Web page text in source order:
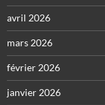
avril 2026
mars 2026
février 2026
janvier 2026